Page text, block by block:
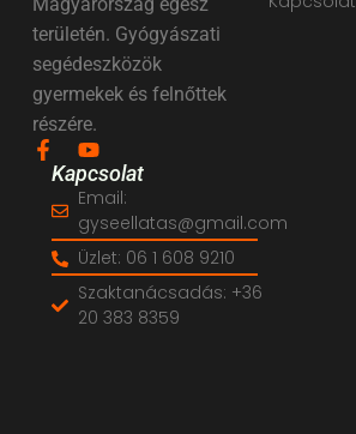
Magyarország egész
területén. Gyógyászati
segédeszközök
gyermekek és felnőttek
részére.
Kapcsolat
Email:
gyseellatas@gmail.com
Üzlet: 06 1 608 9210
Szaktanácsadás: +36
20 383 8359